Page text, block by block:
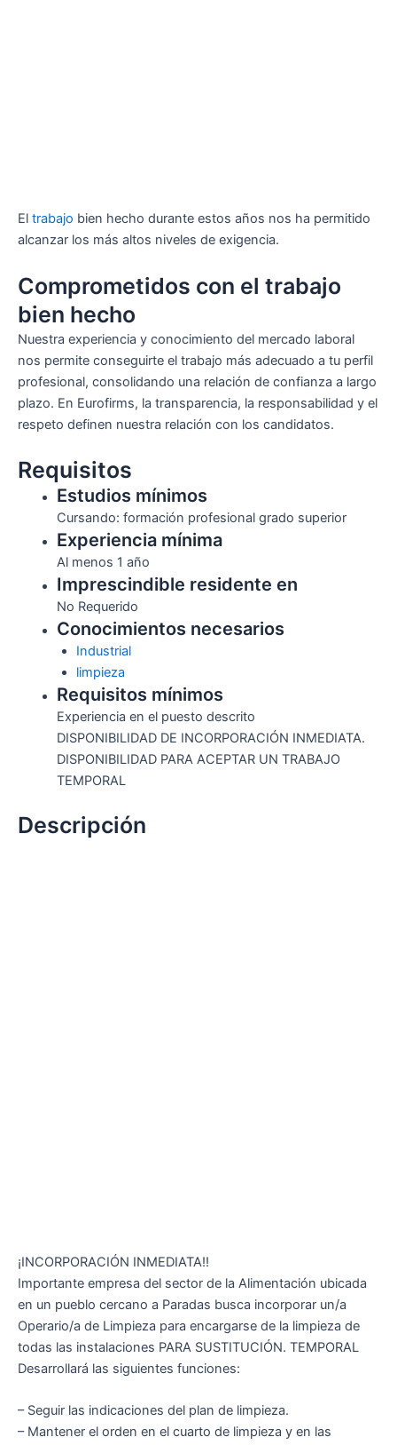
El trabajo bien hecho durante estos años nos ha permitido
alcanzar los más altos niveles de exigencia.
Comprometidos con el trabajo
bien hecho
Nuestra experiencia y conocimiento del mercado laboral
nos permite conseguirte el trabajo más adecuado a tu perfil
profesional, consolidando una relación de confianza a largo
plazo. En Eurofirms, la transparencia, la responsabilidad y el
respeto definen nuestra relación con los candidatos.
Requisitos
Estudios mínimos
Cursando: formación profesional grado superior
Experiencia mínima
Al menos 1 año
Imprescindible residente en
No Requerido
Conocimientos necesarios
Industrial
limpieza
Requisitos mínimos
Experiencia en el puesto descrito
DISPONIBILIDAD DE INCORPORACIÓN INMEDIATA.
DISPONIBILIDAD PARA ACEPTAR UN TRABAJO
TEMPORAL
Descripción
¡INCORPORACIÓN INMEDIATA!!
Importante empresa del sector de la Alimentación ubicada
en un pueblo cercano a Paradas busca incorporar un/a
Operario/a de Limpieza para encargarse de la limpieza de
todas las instalaciones PARA SUSTITUCIÓN. TEMPORAL
Desarrollará las siguientes funciones:
– Seguir las indicaciones del plan de limpieza.
– Mantener el orden en el cuarto de limpieza y en las